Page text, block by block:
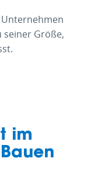
seiner Größe,
im